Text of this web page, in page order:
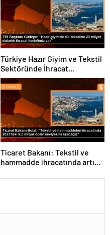
Türkiye Hazır Giyim ve Tekstil
Sektöründe İhracat
Hedeflerini Açıkladı
Ticaret Bakanı: Tekstil ve
hammadde ihracatında artış